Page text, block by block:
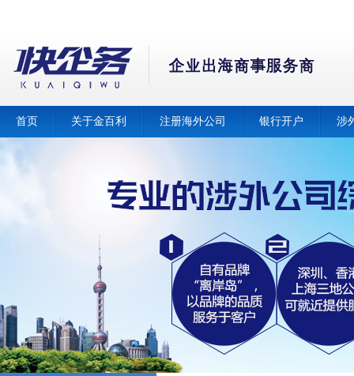
首页 关于金百利 注册海外公司 银行开户 涉